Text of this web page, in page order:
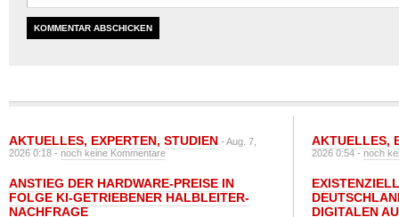
AKTUELLES, EXPERTEN, STUDIEN - Aug. 7,
2026 0:18 -noch keine Kommentare
ANSTIEG DER HARDWARE-PREISE IN
FOLGE KI-GETRIEBENER HALBLEITER-
NACHFRAGE
AKTUELLES,
2026 0:54 -noch
DIGITALEN